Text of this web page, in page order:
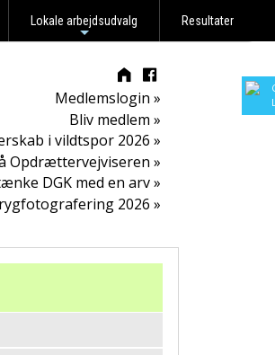
Lokale arbejdsudvalg Resultater
Medlemslogin »
Bliv medlem »
i vildtspor 2026 »
Opdrættervejviseren »
DGK med en arv »
2026 »